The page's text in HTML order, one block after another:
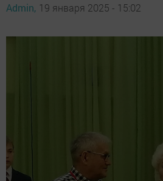
Admin, 19 января 2025 - 15:02